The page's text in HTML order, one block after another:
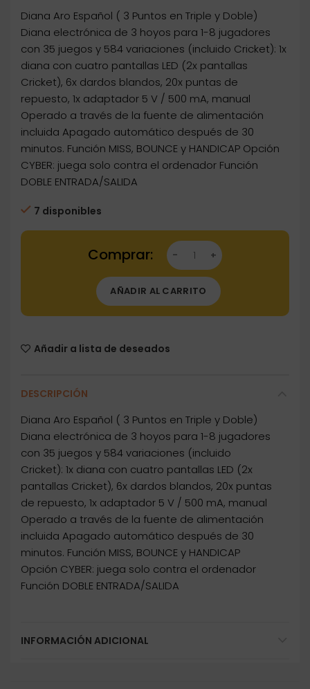
Diana Aro Español ( 3 Puntos en Triple y Doble)
Diana electrónica de 3 hoyos para 1-8 jugadores
con 35 juegos y 584 variaciones (incluido Cricket): 1x
diana con cuatro pantallas LED (2x pantallas
Cricket), 6x dardos blandos, 20x puntas de
repuesto, 1x adaptador 5 V / 500 mA, manual
Operado a través de la fuente de alimentación
incluida Apagado automático después de 30
minutos. Función MISS, BOUNCE y HANDICAP Opción
CYBER: juega solo contra el ordenador Función
DOBLE ENTRADA/SALIDA
7 disponibles
Dartstore Diana Electrónica Carromco
AÑADIR AL CARRITO
Añadir a lista de deseados
DESCRIPCIÓN
Diana Aro Español ( 3 Puntos en Triple y Doble)
Diana electrónica de 3 hoyos para 1-8 jugadores
con 35 juegos y 584 variaciones (incluido
Cricket): 1x diana con cuatro pantallas LED (2x
pantallas Cricket), 6x dardos blandos, 20x puntas
de repuesto, 1x adaptador 5 V / 500 mA, manual
Operado a través de la fuente de alimentación
incluida Apagado automático después de 30
minutos. Función MISS, BOUNCE y HANDICAP
Opción CYBER: juega solo contra el ordenador
Función DOBLE ENTRADA/SALIDA
INFORMACIÓN ADICIONAL